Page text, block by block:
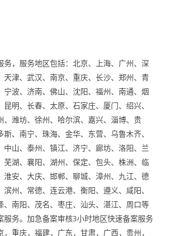
务，服务地区包括：北京、上海、广州、深
天津、武汉、南京、重庆、长沙、郑州、青
宁波、济南、佛山、沈阳、福州、南通、烟
明、长春、太原、石家庄、厦门、绍兴、
、潍坊、徐州、哈尔滨、嘉兴、淄博、贵
、南宁、珠海、金华、东营、乌鲁木齐、
中山、泰州、镇江、济宁、廊坊、洛阳、兰
芜湖、襄阳、湖州、保定、包头、株洲、临
淮安、大庆、邯郸、聊城、漳州、九江、德
州、常德、连云港、衡阳、遵义、咸阳、
、南阳、茂名、枣庄、汕头、湛江、周口等
服务。加急备案审核3小时地区快速备案服务
重庆，福建，广东，甘肃，广西，贵州，